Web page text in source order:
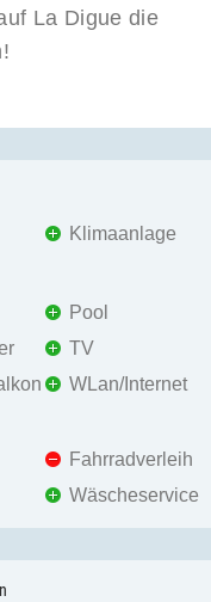
La Digue die
Klimaanlage
Pool
TV
WLan/Internet
Fahrradverleih
Wäscheservice